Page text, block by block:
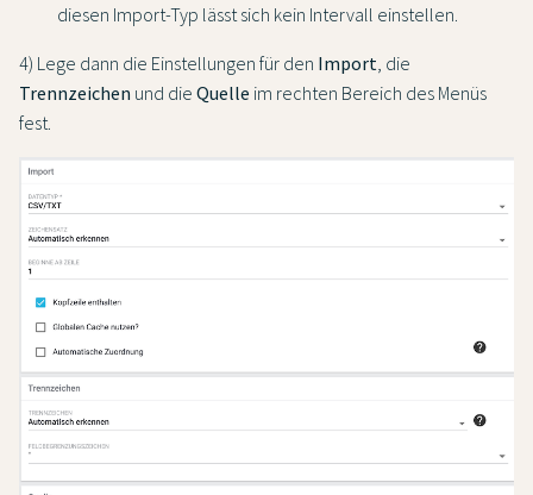
diesen Import-Typ lässt sich kein Intervall einstellen.
4) Lege dann die Einstellungen für den Import, die
Trennzeichen und die Quelle im rechten Bereich des Menüs
fest.